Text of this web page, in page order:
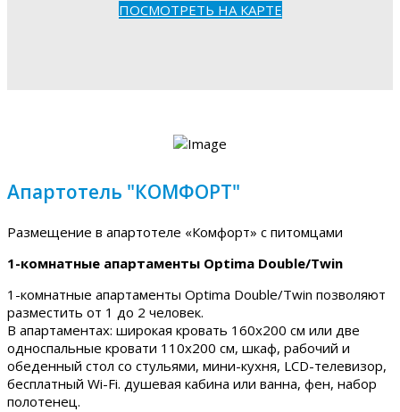
ПОСМОТРЕТЬ НА КАРТЕ
Апартотель "КОМФОРТ"
Размещение в апартотеле «Комфорт» с питомцами
1-комнатные апартаменты Optima Double/Twin
1-комнатные апартаменты Optima Double/Twin позволяют
разместить от 1 до 2 человек.
В апартаментах: широкая кровать 160х200 см или две
односпальные кровати 110х200 см, шкаф, рабочий и
обеденный стол со стульями, мини-кухня, LCD-телевизор,
бесплатный Wi-Fi. душевая кабина или ванна, фен, набор
полотенец.